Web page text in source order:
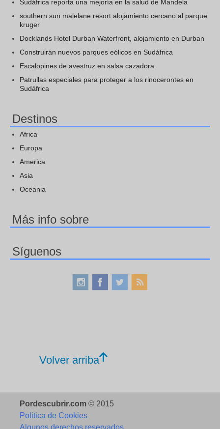
Sudáfrica reporta una mejoría en la salud de Mandela
southern sun malelane resort alojamiento cercano al parque
kruger
Docklands Hotel Durban Waterfront, alojamiento en Durban
Construirán nuevos parques eólicos en Sudáfrica
Escalopines de avestruz en salsa cazadora
Patrullas especiales para proteger a los rinocerontes en
Sudáfrica
Destinos
Africa
Europa
America
Asia
Oceania
Más info sobre
Síguenos
Volver arriba
Pordescubrir.com © 2015
Politica de Cookies
Algunos derechos reservados